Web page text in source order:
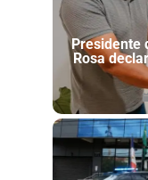
Presidente
Rosa